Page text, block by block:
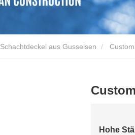
Schachtdeckel aus Gusseisen
Hohe